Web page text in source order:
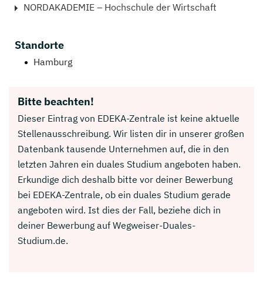
NORDAKADEMIE – Hochschule der Wirtschaft
Standorte
Hamburg
Bitte beachten!
Dieser Eintrag von EDEKA-Zentrale ist keine aktuelle
Stellenausschreibung. Wir listen dir in unserer großen
Datenbank tausende Unternehmen auf, die in den
letzten Jahren ein duales Studium angeboten haben.
Erkundige dich deshalb bitte vor deiner Bewerbung
bei EDEKA-Zentrale, ob ein duales Studium gerade
angeboten wird. Ist dies der Fall, beziehe dich in
deiner Bewerbung auf Wegweiser-Duales-
Studium.de.